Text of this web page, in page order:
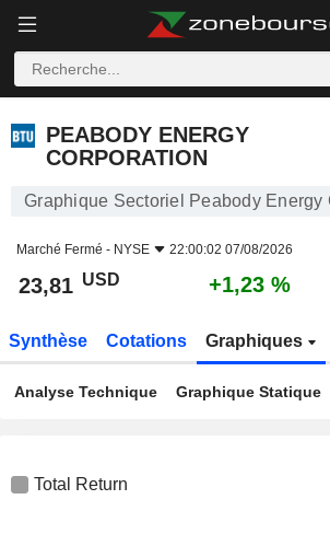
PEABODY ENERGY
CORPORATION
Graphique Sectoriel Peabody Energy
Marché Fermé - NYSE 22:00:02 07/08/2026
23,81 USD +1,23 %
Synthèse Cotations Graphiques
Analyse Technique Graphique Statique
Total Return